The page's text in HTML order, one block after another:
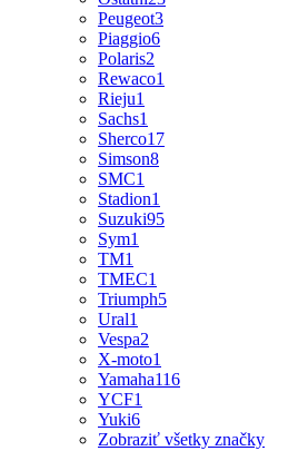
Peugeot3
Piaggio6
Polaris2
Rewaco1
Rieju1
Sachs1
Sherco17
Simson8
SMC1
Stadion1
Suzuki95
Sym1
TM1
TMEC1
Triumph5
Ural1
Vespa2
X-moto1
Yamaha116
YCF1
Yuki6
Zobraziť všetky značky